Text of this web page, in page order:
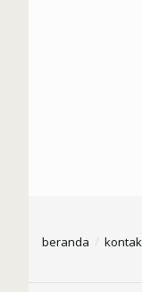
beranda kontak